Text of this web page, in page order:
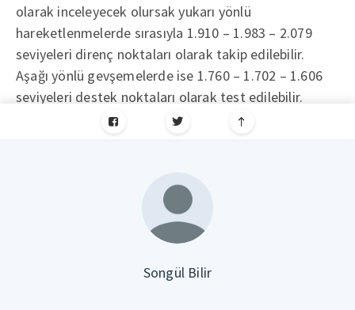
olarak inceleyecek olursak yukarı yönlü
hareketlenmelerde sırasıyla 1.910 – 1.983 – 2.079
seviyeleri direnç noktaları olarak takip edilebilir.
Aşağı yönlü gevşemelerde ise 1.760 – 1.702 – 1.606
seviyeleri destek noktaları olarak test edilebilir.
Songül Bilir